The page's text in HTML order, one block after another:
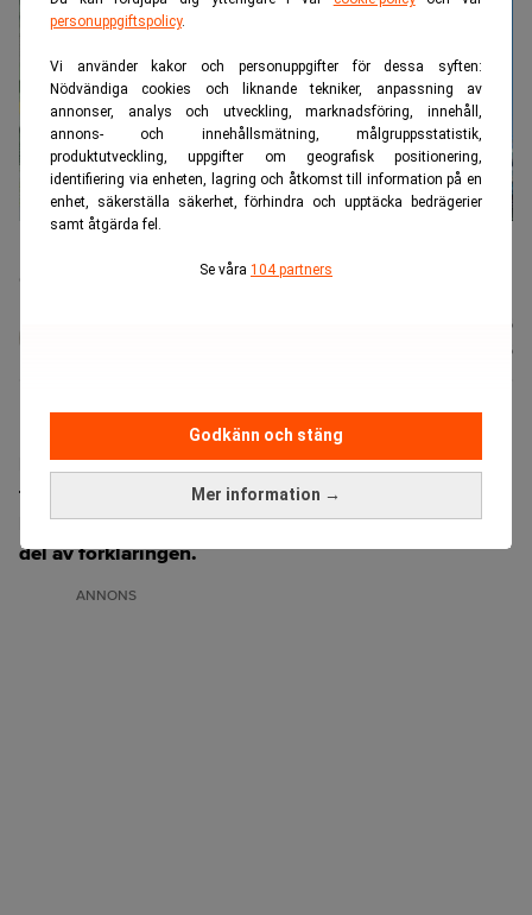
personuppgiftspolicy.
Vi använder kakor och personuppgifter för dessa syften:
Nödvändiga cookies och liknande tekniker, anpassning av
annonser, analys och utveckling, marknadsföring, innehåll,
annons- och innehållsmätning, målgruppsstatistik,
produktutveckling, uppgifter om geografisk positionering,
identifiering via enheten, lagring och åtkomst till information på en
enhet, säkerställa säkerhet, förhindra och upptäcka bedrägerier
samt åtgärda fel.
Se våra 104 partners
Mer information →
Godkänn och stäng
ECB:s senaste enkät visar att europeiska banker har blivit mer
Claudiovidiviza)
22 juli 2026
22 juli 2026
Europeiska banker drar i handbromsen när det gäller
kreditgivningen till både företag och hushåll. Det
framgår av ECB:s kvartalsvisa enkät. Enligt bedömare
kan den förhöjda osäkerheten i Mellanöstern vara en
del av förklaringen.
ANNONS